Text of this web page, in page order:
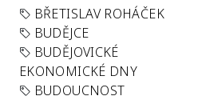
BŘETISLAV ROHÁČEK
BUDĚJCE
BUDĚJOVICKÉ
EKONOMICKÉ DNY
BUDOUCNOST